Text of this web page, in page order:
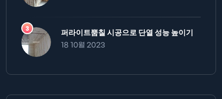
퍼라이트뿜칠 시공으로 단열 성능 높이기
18 10월 2023